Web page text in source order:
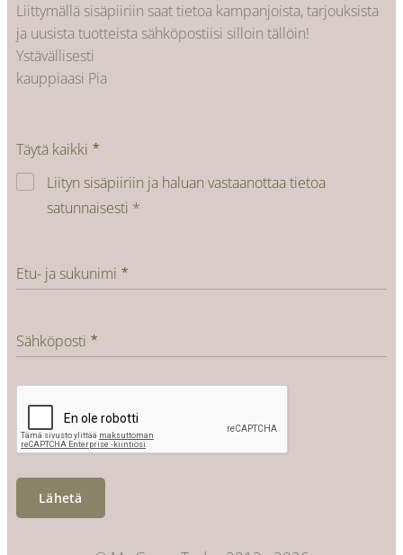
Liittymällä sisäpiiriin saat tietoa kampanjoista, tarjouksista
ja uusista tuotteista sähköpostiisi silloin tällöin!
Ystävällisesti
kauppiaasi Pia
Täytä kaikki
Liityn sisäpiiriin ja haluan vastaanottaa tietoa
satunnaisesti *
Etu- ja sukunimi
Sähköposti
Lähetä